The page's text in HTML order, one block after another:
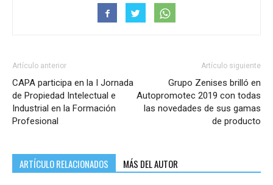
Artículo anterior
CAPA participa en la I Jornada
de Propiedad Intelectual e
Industrial en la Formación
Profesional
Artículo siguiente
Grupo Zenises brilló en
Autopromotec 2019 con todas
las novedades de sus gamas
de producto
ARTÍCULO RELACIONADOS MÁS DEL AUTOR